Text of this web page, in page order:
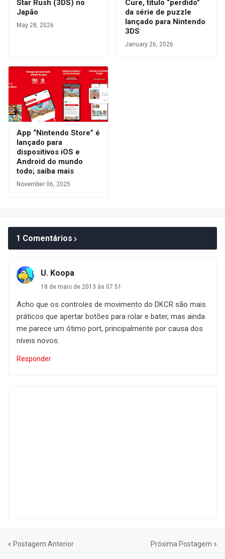
Star Rush (3DS) no
Japão
May 28, 2026
Cure, título “perdido”
da série de puzzle
lançado para Nintendo
3DS
January 26, 2026
App “Nintendo Store” é
lançado para
dispositivos iOS e
Android do mundo
todo; saiba mais
November 06, 2025
1 Comentários
U. Koopa
18 de maio de 2013 às 07:51
Acho que os controles de movimento do DKCR são mais
práticos que apertar botões para rolar e bater, mas ainda
me parece um ótimo port, principalmente por causa dos
níveis novos.
Responder
Postagem Anterior Próxima Postagem